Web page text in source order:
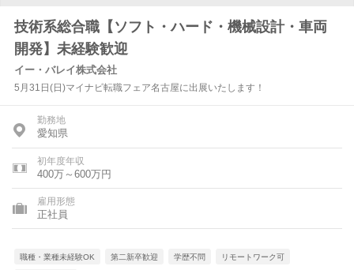
技術系総合職【ソフト・ハード・機械設計・車両
開発】未経験歓迎
イー・バレイ株式会社
5月31日(日)マイナビ転職フェア名古屋に出展いたします！
勤務地
愛知県
初年度年収
400万～600万円
雇用形態
正社員
職種・業種未経験OK 第二新卒歓迎 学歴不問 リモートワーク可